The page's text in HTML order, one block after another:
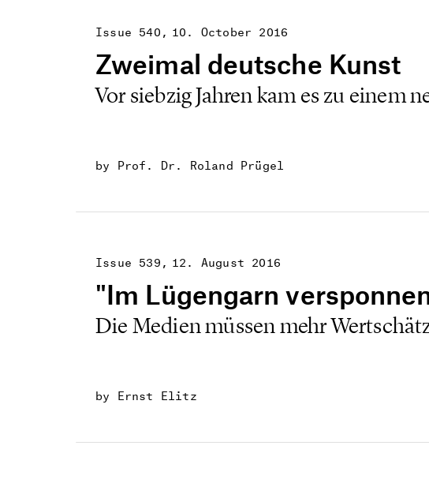
10. October 2016
Issue 540
Zweimal deutsche Kunst
Vor siebzig Jahren kam es zu einem
by Prof. Dr. Roland Prügel
12. August 2016
Issue 539
"Im Lügengarn
Die Medien müssen mehr
by Ernst Elitz